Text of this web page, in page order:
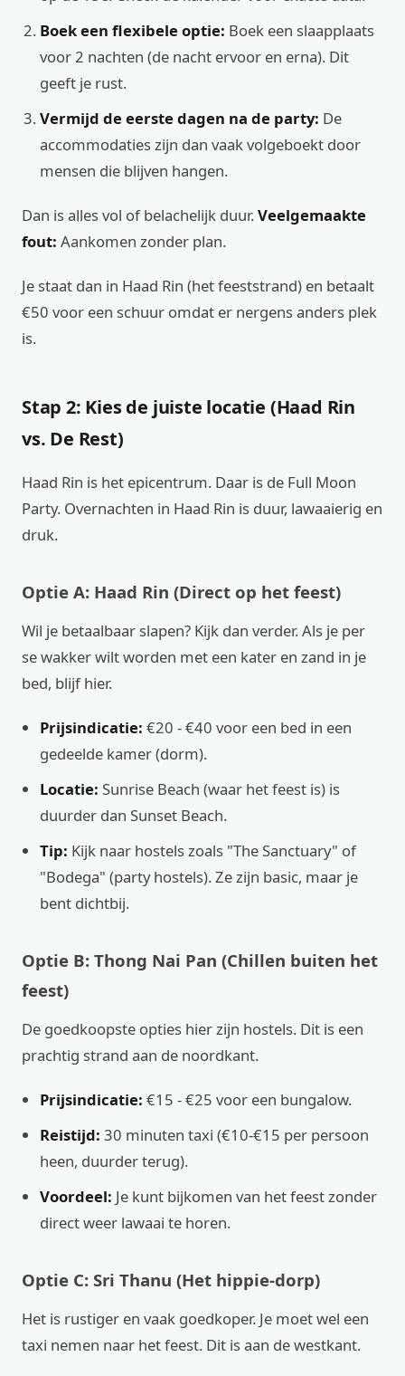
Boek een flexibele optie: Boek een slaapplaats
voor 2 nachten (de nacht ervoor en erna). Dit
geeft je rust.
Vermijd de eerste dagen na de party: De
accommodaties zijn dan vaak volgeboekt door
mensen die blijven hangen.
Dan is alles vol of belachelijk duur.Veelgemaakte
fout: Aankomen zonder plan.
Je staat dan in Haad Rin (het feeststrand) en betaalt
€50 voor een schuur omdat er nergens anders plek
is.
Stap 2: Kies de juiste locatie (Haad Rin
vs. De Rest)
Haad Rin is het epicentrum. Daar is de Full Moon
Party. Overnachten in Haad Rin is duur, lawaaierig en
druk.
Optie A: Haad Rin (Direct op het feest)
Wil je betaalbaar slapen? Kijk dan verder. Als je per
se wakker wilt worden met een kater en zand in je
bed, blijf hier.
Prijsindicatie: €20 - €40 voor een bed in een
gedeelde kamer (dorm).
Locatie: Sunrise Beach (waar het feest is) is
duurder dan Sunset Beach.
Tip: Kijk naar hostels zoals "The Sanctuary" of
"Bodega" (party hostels). Ze zijn basic, maar je
bent dichtbij.
Optie B: Thong Nai Pan (Chillen buiten het
feest)
De goedkoopste opties hier zijn hostels. Dit is een
prachtig strand aan de noordkant.
Prijsindicatie: €15 - €25 voor een bungalow.
Reistijd: 30 minuten taxi (€10-€15 per persoon
heen, duurder terug).
Voordeel: Je kunt bijkomen van het feest zonder
direct weer lawaai te horen.
Optie C: Sri Thanu (Het hippie-dorp)
Het is rustiger en vaak goedkoper. Je moet wel een
taxi nemen naar het feest. Dit is aan de westkant.